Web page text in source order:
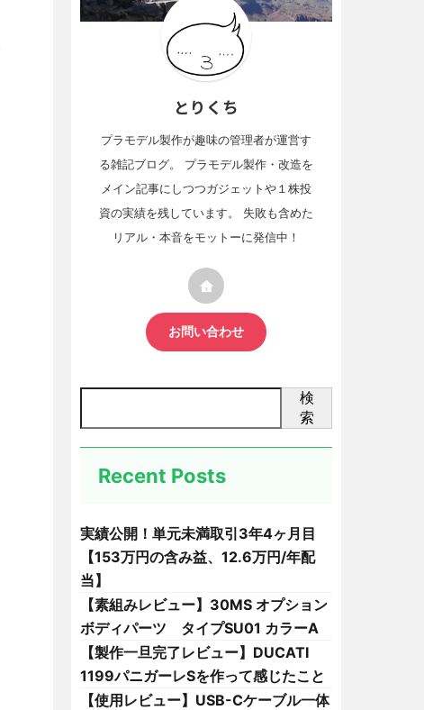
とりくち
プラモデル製作が趣味の管理者が運営す
る雑記ブログ。 プラモデル製作・改造を
メイン記事にしつつガジェットや１株投
資の実績を残しています。 失敗も含めた
リアル・本音をモットーに発信中！
お問い合わせ
検
索
Recent Posts
実績公開！単元未満取引3年4ヶ月目
【153万円の含み益、12.6万円/年配
当】
【素組みレビュー】30MS オプション
ボディパーツ タイプSU01 カラーA
【製作一旦完了レビュー】DUCATI
1199パニガーレSを作って感じたこと
【使用レビュー】USB-Cケーブル一体